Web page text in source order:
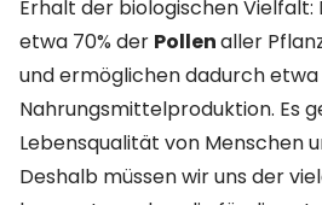
Erhalt der biologischen Vielfalt:
etwa 70% der Pollenaller
und ermöglichen dadurch
Nahrungsmittelproduktion. Es
Lebensqualität von Menschen
Deshalb müssen wir uns der